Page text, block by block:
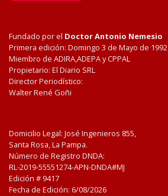
Fundado por el Doctor Antonio Nemesio
Primera edición: Domingo 3 de Mayo de 1992
Miembro de ADIRA,ADEPA y CPPAL
Propietario: El Diario SRL
Director Periodístico:
Walter René Goñi
Domicilio Legal: José Ingenieros 855,
Santa Rosa, La Pampa.
Número de Registro DNDA:
RL-2019-55551274-APN-DNDA#MJ
Edición # 9417
Fecha de Edición: 6/08/2026